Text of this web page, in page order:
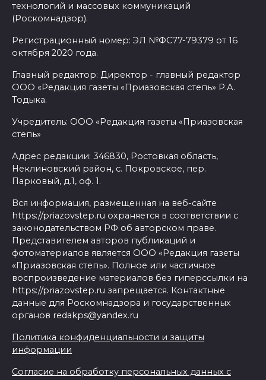
технологий и массовых коммуникаций
(Роскомнадзор).
Регистрационный номер: ЭЛ №ФС77-79379 от 16
октября 2020 года.
Главный редактор: Директор - главный редактор
ООО «Редакция газеты «Приазовская степь» Р.А.
Тодыка.
Учредитель: ООО «Редакция газеты «Приазовская
степь»
Адрес редакции: 346830, Ростовкая область,
Неклиновский район, с. Покровское, пер.
Парковый, д.1, оф. 1.
Вся информация, размещенная на веб-сайте
https://priazovstep.ru охраняется в соответствии с
законодательством РФ об авторском праве.
Представителем авторов публикаций и
фотоматериалов является ООО «Редакция газеты
«Приазовская степь». Полное или частичное
воспроизведение материалов без гиперссылки на
https://priazovstep.ru запрещается. Контактные
данные для Роскомнадзора и государственных
органов redakps@yandex.ru
Политика конфиденциальности и защиты
информации
Согласие на обработку персональных данных с